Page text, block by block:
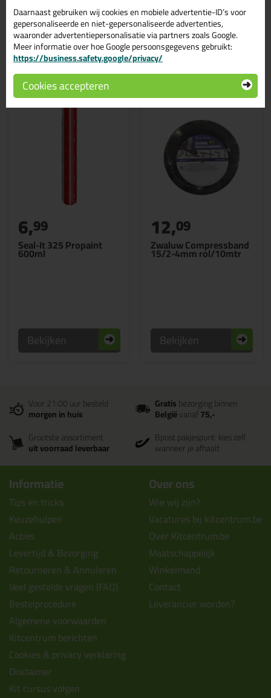
Gerelateerde producten
Seal-It 325 Propaint
600ml
6,99
Bekijken
Zwaluw Compressband
15/2-4mm rol/10mtr
12,09
Bekijken
Voor 21:00 uur besteld
morgen in huis
Gratisbezorging binnen
Belgiëvanaf75,-
Grootste assortiment
uit voorraad leverbaar
Bpost pakjespunt: kies zelf
wanneer je afhaalt
Informatie
Tips en tricks
Keuzehulpen
Acties
Levertijd & Bezorging
Retourneren & Annuleren
Veel gestelde vragen (FAQ)
Bestelprocedure
Algemene voorwaarden
Kitcentrum berichten
Cookies & privacy verklaring
Disclaimer
Kit cursus volgen
Over ons
Wie wij zijn?
Vacatures bij kitcentrum.be
Over Kitcentrum.be
Maatschappelijk
Winkelmand
Contact
Leverancier worden?
Daarnaast gebruiken wij cookies en mobiele advertentie-ID’s voor
gepersonaliseerde en niet-gepersonaliseerde advertenties,
waaronder advertentiepersonalisatie via partners zoals Google.
Meer informatie over hoe Google persoonsgegevens gebruikt:
https://business.safety.google/privacy/
Cookies accepteren